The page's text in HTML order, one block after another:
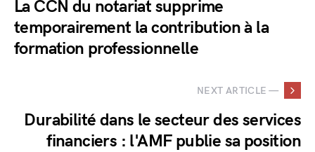
La CCN du notariat supprime
temporairement la contribution à la
formation professionnelle
NEXT ARTICLE —
Durabilité dans le secteur des services
financiers : l'AMF publie sa position